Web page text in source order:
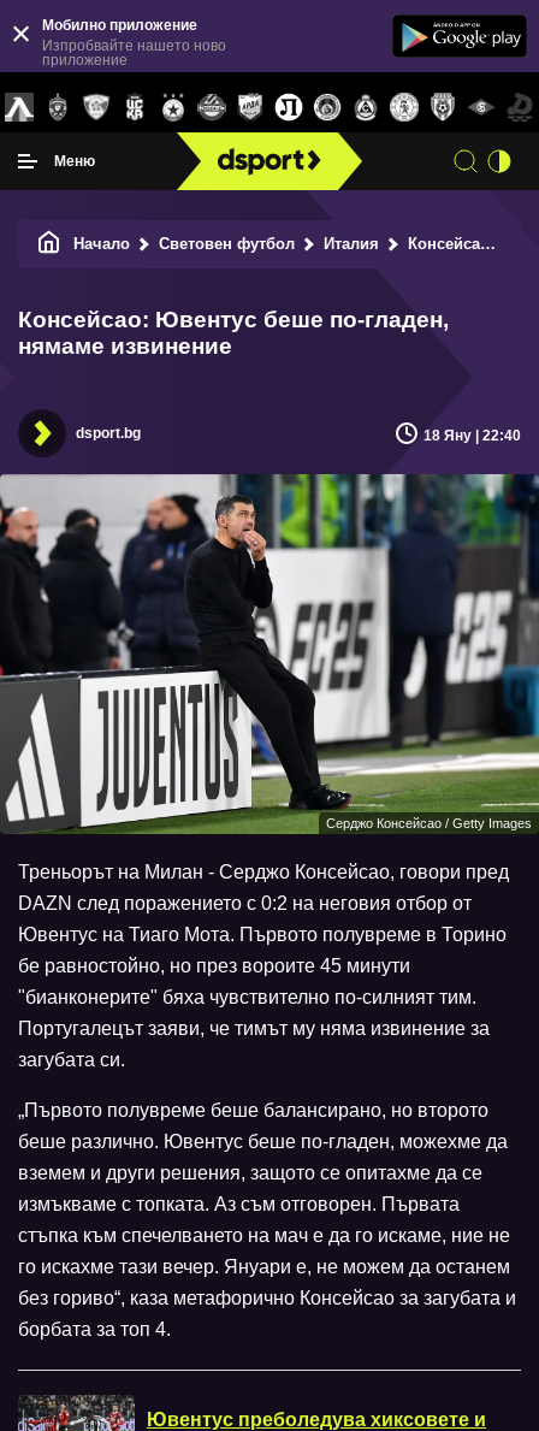
Мобилно приложение
Изпробвайте нашето ново
приложение
Меню
Начало Световен футбол Италия Консейсао: Ювентус беше по-гладен, нямаме извинение
Консейсао: Ювентус беше по-гладен,
нямаме извинение
dsport.bg 18 Яну | 22:40
Серджо Консейсао / Getty Images
Треньорът на Милан - Серджо Консейсао, говори пред
DAZN след поражението с 0:2 на неговия отбор от
Ювентус на Тиаго Мота. Първото полувреме в Торино
бе равностойно, но през вороите 45 минути
"бианконерите" бяха чувствително по-силният тим.
Португалецът заяви, че тимът му няма извинение за
загубата си.
„Първото полувреме беше балансирано, но второто
беше различно. Ювентус беше по-гладен, можехме да
вземем и други решения, защото се опитахме да се
измъкваме с топката. Аз съм отговорен. Първата
стъпка към спечелването на мач е да го искаме, ние не
го искахме тази вечер. Януари е, не можем да останем
без гориво“, каза метафорично Консейсао за загубата и
борбата за топ 4.
Ювентус преболедува хиксовете и